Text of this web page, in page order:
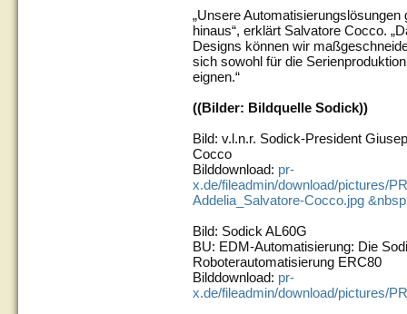
„Unsere
hinaus“, erklärt Salvatore Cocco.
Designs können wir
sich sowohl für die
eignen.“
((Bilder: Bildquelle Sodick))
Bild: v.l.n.r. Sodick-President
Cocco
Bilddownload: pr-
x.de/fileadmin/download/pictures/
Addelia_Salvatore-Cocco.jpg &nbsp
Bild: Sodick AL60G
BU: EDM-Automatisierung: Die
Roboterautomatisierung ERC80
Bilddownload: pr-
x.de/fileadmin/download/pictures/